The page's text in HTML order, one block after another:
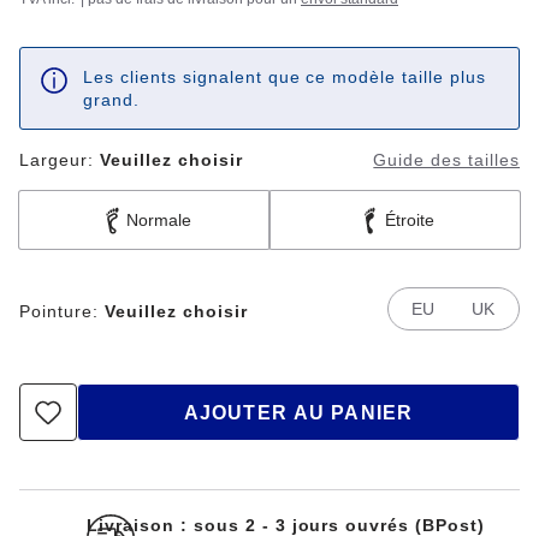
Les clients signalent que ce modèle taille plus
grand.
Largeur: Veuillez choisir Guide des tailles
Normale Étroite
Pointure: Veuillez choisir EU UK
AJOUTER AU PANIER
Livraison : sous 2 - 3 jours ouvrés (BPost)